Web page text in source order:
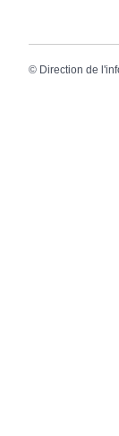
© Direction de